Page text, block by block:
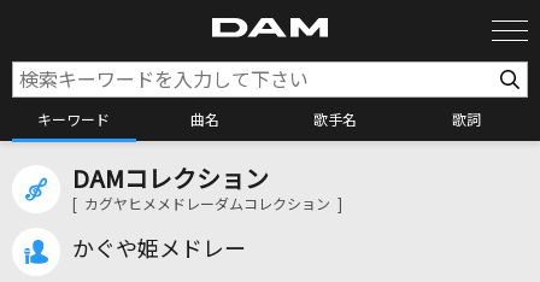
キーワード 曲名 歌手名 歌詞
カラオケ検索
DAMコレクション
[ カグヤヒメメドレーダムコレクション ]
かぐや姫メドレー